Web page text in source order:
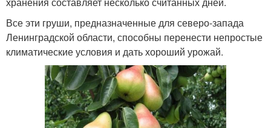
Все эти груши, предназначенные для северо-запада
Ленинградской области, способны перенести непростые
климатические условия и дать хороший урожай.